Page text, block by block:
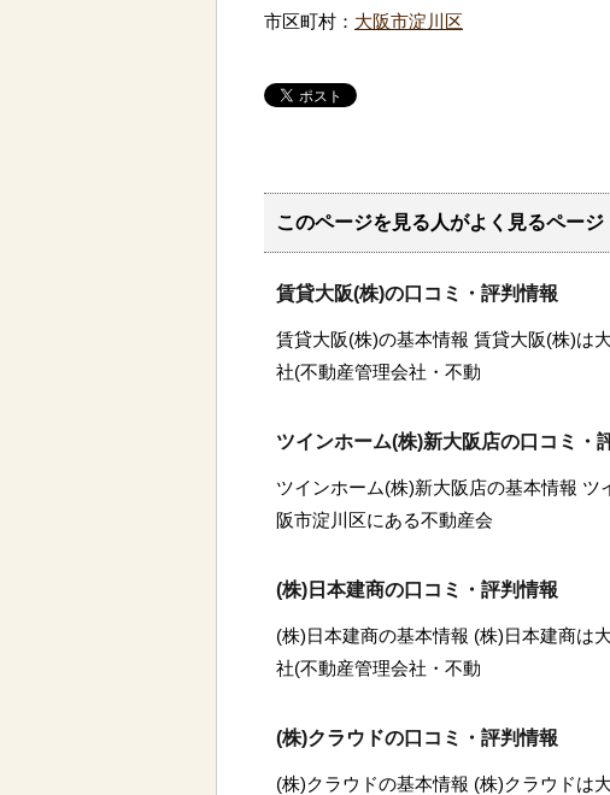
市区町村： 大阪市淀川区
このページを見る人がよく見るページ
賃貸大阪(株)の口コミ・評判情報
賃貸大阪(株)の基本情報 賃貸大阪(株)は
社(不動産管理会社・不動
ツインホーム(株)新大阪店の口コミ・
ツインホーム(株)新大阪店の基本情報
阪市淀川区にある不動産会
(株)日本建商の口コミ・評判情報
(株)日本建商の基本情報 (株)日本建商は
社(不動産管理会社・不動
(株)クラウドの口コミ・評判情報
(株)クラウドの基本情報 (株)クラウドは